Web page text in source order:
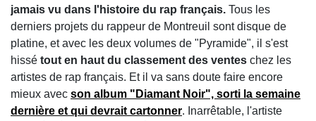
jamais vu dans l'histoire du rap français. Tous les
derniers projets du rappeur de Montreuil sont disque de
platine, et avec les deux volumes de "Pyramide", il s'est
hissé tout en haut du classement des ventes chez les
artistes de rap français. Et il va sans doute faire encore
mieux avec son album "Diamant Noir", sorti la semaine
dernière et qui devrait cartonner. Inarrêtable, l'artiste